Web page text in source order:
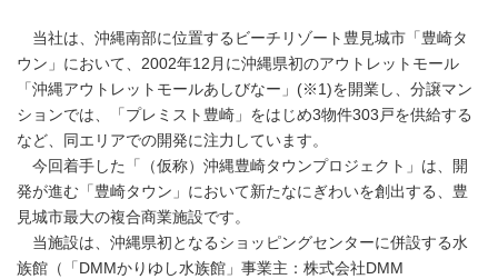
当社は、沖縄南部に位置するビーチリゾート豊見城市「豊崎タ
ウン」において、2002年12月に沖縄県初のアウトレットモール
「沖縄アウトレットモールあしびなー」(※1)を開業し、分譲マン
ションでは、「プレミスト豊崎」をはじめ3物件303戸を供給する
など、同エリアでの開発に注力しています。
今回着手した「（仮称）沖縄豊崎タウンプロジェクト」は、開
発が進む「豊崎タウン」において新たなにぎわいを創出する、豊
見城市最大の複合商業施設です。
当施設は、沖縄県初となるショッピングセンターに併設する水
族館（「DMMかりゆし水族館」事業主：株式会社DMM